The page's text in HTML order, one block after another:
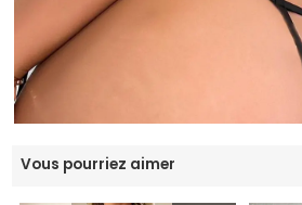
Vous pourriez aimer